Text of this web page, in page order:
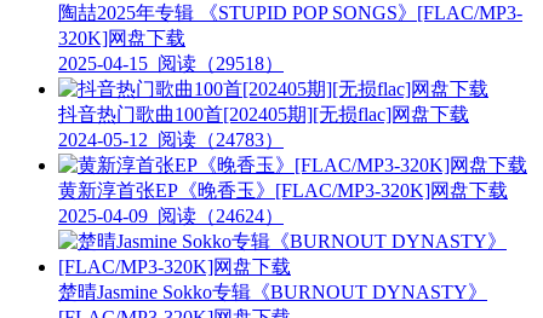
陶喆2025年专辑 《STUPID POP SONGS》[FLAC/MP3-
320K]网盘下载
2025-04-15 阅读（29518）
抖音热门歌曲100首[202405期][无损flac]网盘下载
2024-05-12 阅读（24783）
黄新淳首张EP《晚香玉》[FLAC/MP3-320K]网盘下载
2025-04-09 阅读（24624）
楚晴Jasmine Sokko专辑《BURNOUT DYNASTY》